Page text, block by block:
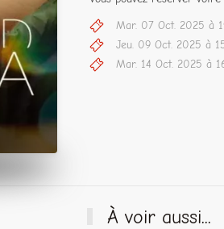
Mar. 07 Oct. 2025 à
Jeu. 09 Oct. 2025 à
Mar. 14 Oct. 2025 à
À voir aussi...